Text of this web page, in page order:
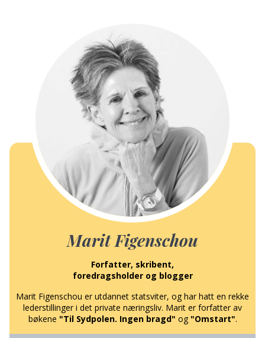
Marit Figenschou
Forfatter, skribent,
foredragsholder og blogger
Marit Figenschou er utdannet statsviter, og har hatt en rekke
lederstillinger i det private næringsliv. Marit er forfatter av
bøkene "Til Sydpolen. Ingen bragd" og "Omstart".